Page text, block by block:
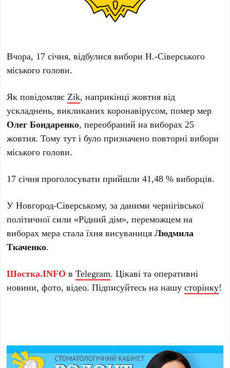
Вчора, 17 січня, відбулися вибори Н.-Сіверського
міського голови.
Як повідомляєZik, наприкінці жовтня від
ускладнень, викликаних коронавірусом, помер мер
Олег Бондаренко, переобраний на виборах 25
жовтня. Тому тут і було призначено повторні вибори
міського голови.
17 січня проголосувати прийшли 41,48 % виборців.
У Новгород-Сіверському, за даними чернігівської
політичної сили «Рідний дім», переможцем на
виборах мера стала їхня висуваницяЛюдмила
Ткаченко.
Шостка.INFO вTelegram. Цікаві та оперативні
новини, фото, відео. Підписуйтесь на нашусторінку!